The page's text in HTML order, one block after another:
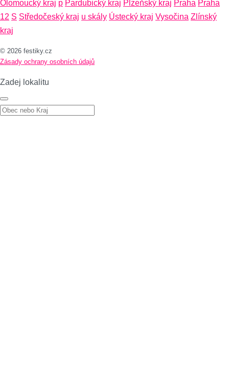
Olomoucký kraj p Pardubický kraj Plzeňský kraj Praha Praha
12 S Středočeský kraj u skály Ústecký kraj Vysočina Zlínský
kraj
© 2026 festiky.cz
Zásady ochrany osobních údajů
Zadej lokalitu
Zadej lokalitu